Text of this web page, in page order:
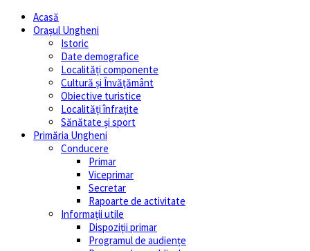
Acasă
Orașul Ungheni
Istoric
Date demografice
Localități componente
Cultură și Învăţământ
Obiective turistice
Localități înfrațite
Sănătate și sport
Primăria Ungheni
Conducere
Primar
Viceprimar
Secretar
Rapoarte de activitate
Informații utile
Dispoziții primar
Programul de audiențe